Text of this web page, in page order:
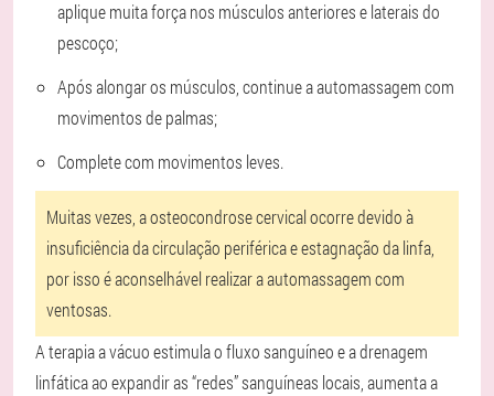
aplique muita força nos músculos anteriores e laterais do
pescoço;
Após alongar os músculos, continue a automassagem com
movimentos de palmas;
Complete com movimentos leves.
Muitas vezes, a osteocondrose cervical ocorre devido à
insuficiência da circulação periférica e estagnação da linfa,
por isso é aconselhável realizar a automassagem com
ventosas.
A terapia a vácuo estimula o fluxo sanguíneo e a drenagem
linfática ao expandir as “redes” sanguíneas locais, aumenta a